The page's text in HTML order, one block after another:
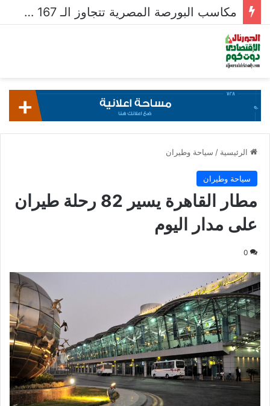
مكاسب البورصة المصرية تتجاوز الـ 167 مليار جنيه خلال أسبوع
الرئيسية / سياحة وطيران
سياحة وطيران
مطار القاهرة يسير 82 رحلة طيران
على مدار اليوم
0